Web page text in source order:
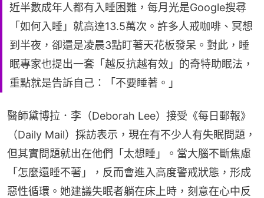
近半數成年人都有入睡困難，每月光是Google搜尋
「如何入睡」就高達13.5萬次。許多人戒咖啡、冥想
到半夜，卻還是凌晨3點盯著天花板發呆。對此，睡
眠專家也提出一套「越反抗越有效」的奇特助眠法，
重點就是告訴自己：「不要睡著。」
醫師黛博拉．李（Deborah Lee）接受《每日郵報》
（Daily Mail）採訪表示，現在有不少人有失眠問題，
但其實問題就出在他們「太想睡」。當大腦不斷焦慮
「怎麼還睡不著」，反而會進入高度警戒狀態，形成
惡性循環。她建議失眠者躺在床上時，刻意在心中反